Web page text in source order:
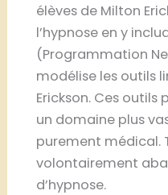
élèves de Milton
l’hypnose en y
(Programmation
modélise les outils
Erickson. Ces outils
un domaine plus
purement médical.
volontairement
d’hypnose.